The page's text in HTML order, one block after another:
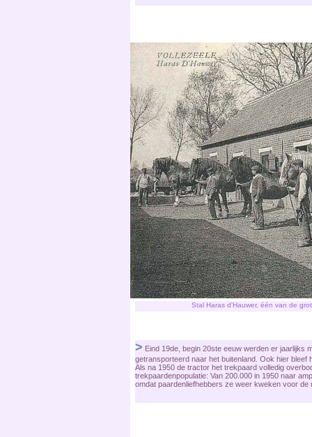
Stal Haras d'Hauwer, één van de
> Eind 19de, begin 20ste eeuw werden er jaarlijks
getransporteerd naar het buitenland. Ook hier
Als na 1950 de tractor het trekpaard volledig
trekpaardenpopulatie: Van 200.000 in 1950 naar
omdat paardenliefhebbers ze weer kweken voor de